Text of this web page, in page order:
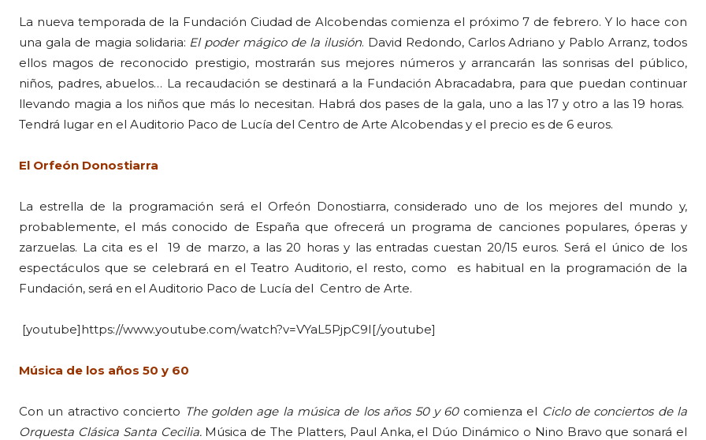
La nueva temporada de la Fundación Ciudad de Alcobendas comienza el próximo 7 de febrero. Y lo hace con
una gala de magia solidaria: El poder mágico de la ilusión. David Redondo, Carlos Adriano y Pablo Arranz, todos
ellos magos de reconocido prestigio, mostrarán sus mejores números y arrancarán las sonrisas del público,
niños, padres, abuelos… La recaudación se destinará a la Fundación Abracadabra, para que puedan continuar
llevando magia a los niños que más lo necesitan. Habrá dos pases de la gala, uno a las 17 y otro a las 19 horas.
Tendrá lugar en el Auditorio Paco de Lucía del Centro de Arte Alcobendas y el precio es de 6 euros.
El Orfeón Donostiarra
La estrella de la programación será el Orfeón Donostiarra, considerado uno de los mejores del mundo y,
probablemente, el más conocido de España que ofrecerá un programa de canciones populares, óperas y
zarzuelas. La cita es el 19 de marzo, a las 20 horas y las entradas cuestan 20/15 euros. Será el único de los
espectáculos que se celebrará en el Teatro Auditorio, el resto, como es habitual en la programación de la
Fundación, será en el Auditorio Paco de Lucía del Centro de Arte.
[youtube]https://www.youtube.com/watch?v=VYaL5PjpC9I[/youtube]
Música de los años 50 y 60
Con un atractivo concierto The golden age la música de los años 50 y 60comienza el Ciclo de conciertos de la
Orquesta Clásica Santa Cecilia.Música de The Platters, Paul Anka, el Dúo Dinámico o Nino Bravo que sonará el